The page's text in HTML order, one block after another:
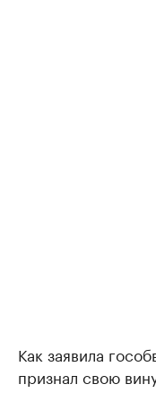
Как заявила
признал свою